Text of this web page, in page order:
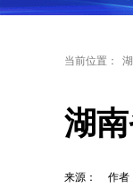
当前位置：
湖
来源： 作者